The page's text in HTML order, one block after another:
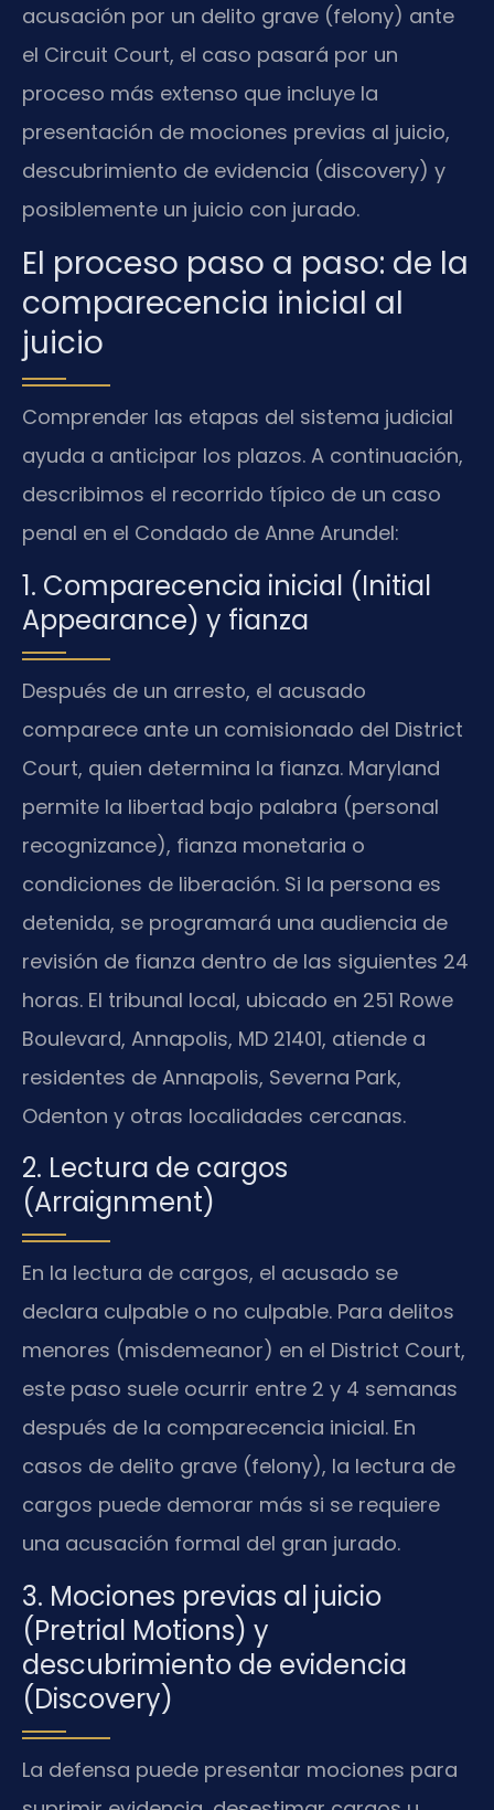
acusación por un delito grave (felony) ante
el Circuit Court, el caso pasará por un
proceso más extenso que incluye la
presentación de mociones previas al juicio,
descubrimiento de evidencia (discovery) y
posiblemente un juicio con jurado.
El proceso paso a paso: de la
comparecencia inicial al
juicio
Comprender las etapas del sistema judicial
ayuda a anticipar los plazos. A continuación,
describimos el recorrido típico de un caso
penal en el Condado de Anne Arundel:
1. Comparecencia inicial (Initial
Appearance) y fianza
Después de un arresto, el acusado
comparece ante un comisionado del District
Court, quien determina la fianza. Maryland
permite la libertad bajo palabra (personal
recognizance), fianza monetaria o
condiciones de liberación. Si la persona es
detenida, se programará una audiencia de
revisión de fianza dentro de las siguientes 24
horas. El tribunal local, ubicado en 251 Rowe
Boulevard, Annapolis, MD 21401, atiende a
residentes de Annapolis, Severna Park,
Odenton y otras localidades cercanas.
2. Lectura de cargos
(Arraignment)
En la lectura de cargos, el acusado se
declara culpable o no culpable. Para delitos
menores (misdemeanor) en el District Court,
este paso suele ocurrir entre 2 y 4 semanas
después de la comparecencia inicial. En
casos de delito grave (felony), la lectura de
cargos puede demorar más si se requiere
una acusación formal del gran jurado.
3. Mociones previas al juicio
(Pretrial Motions) y
descubrimiento de evidencia
(Discovery)
La defensa puede presentar mociones para